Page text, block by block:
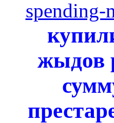
spending-
жыдов